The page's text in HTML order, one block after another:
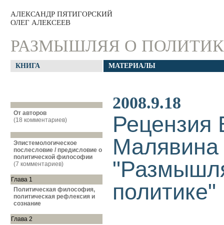
АЛЕКСАНДР ПЯТИГОРСКИЙ
ОЛЕГ АЛЕКСЕЕВ
РАЗМЫШЛЯЯ О
КНИГА МАТЕРИАЛЫ
От авторов
(18 комментариев)
Эпистемологическое
послесловие / предисловие о
политической философии
(7 комментариев)
Глава 1
Политическая философия,
политическая рефлексия и
сознание
Глава 2
2008.9.18
Рецензия
Малявина
политике"